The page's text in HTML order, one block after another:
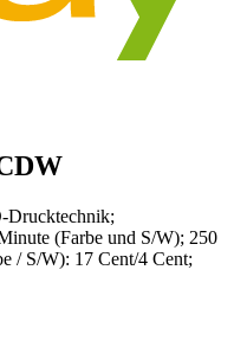
Drucktechnik;
(Farbe und S/W); 250
/ S/W): 17 Cent/4 Cent;